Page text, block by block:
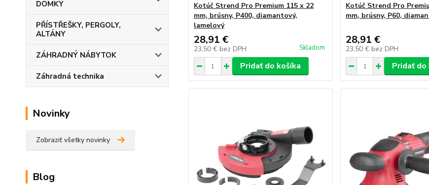
DOMKY
PŘÍSTŘEŠKY, PERGOLY,
ALTÁNY
ZÁHRADNÝ NÁBYTOK
Záhradná technika
Novinky
Zobraziť všetky novinky
Blog
Kotúč Strend Pro Premium 115 x 22
mm, brúsny, P400, diamantový,
lamelový
28,91 €
23,50 € bez DPH Skladom
Pridať do košíka
Kotúč Strend Pro
mm, brúsny, P60,
28,91 €
23,50 € bez DPH
Pridať do